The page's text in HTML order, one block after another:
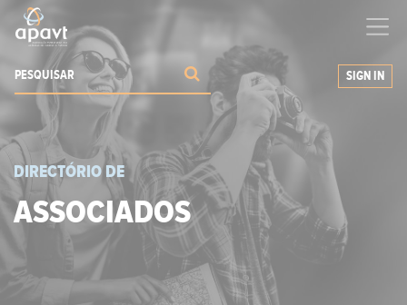
a expandir os seus negócios
SIGN IN
DIRECTÓRIO DE
ASSOCIADOS